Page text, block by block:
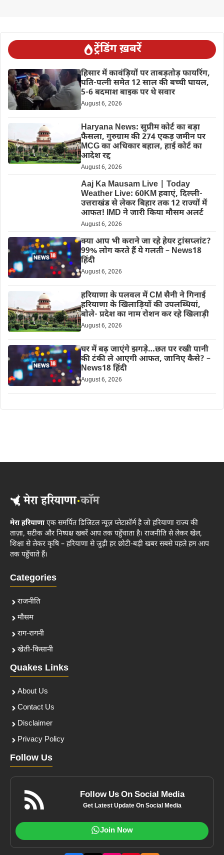
ट्रेंडिंग ख़बरें
हिसार में कावंड़ियों पर ताबड़तोड़ फायरिंग,
पति-पत्नी समेत 12 साल की बच्ची घायल,
5-6 बदमाश बाइक पर थे सवार
August 6, 2026
Haryana News: सुप्रीम कोर्ट का बड़ा
फैसला, गुरुग्राम की 274 एकड़ जमीन पर
MCG का अधिकार बहाल, हाई कोर्ट का
आदेश रद्द
August 6, 2026
Aaj Ka Mausam Live | Today
Weather Live: 60KM हवाएं, दिल्ली-
उत्तराखंड से लेकर बिहार तक 12 राज्यों में
आफत! IMD ने जारी किया मौसम अलर्ट
August 6, 2026
क्या आप भी कराने जा रहे हेयर ट्रांसप्लांट?
99% लोग करते हैं ये गलती – News18
हिंदी
August 6, 2026
हरियाणा के पलवल में CM सैनी ने गिनाई
हरियाणा के खिलाड़ियों की उपलब्धियां,
बोले- प्रदेश का नाम रोशन कर रहे खिलाड़ी
August 6, 2026
घर में बढ़ जाएंगे झगड़े…छत पर रखी पानी
की टंकी ले आएगी आफत, जानिए कैसे? –
News18 हिंदी
August 6, 2026
मेरा हरियाणाएक समर्पित डिजिटल न्यूज़ प्लेटफ़ॉर्म है जो हरियाणा राज्य की
ताज़ा, सटीक और निष्पक्ष खबरें आप तक पहुँचाता है। राजनीति से लेकर खेल,
शिक्षा से लेकर कृषि – हरियाणा से जुड़ी हर छोटी-बड़ी खबर सबसे पहले हम आप
तक पहुँचाते हैं।
Categories
राजनीति
मौसम
राग-रागनी
खेती-किसानी
Quakes Links
About Us
Contact Us
Disclaimer
Privacy Policy
Follow Us
Follow Us On Social Media
Get Latest Update On Social Media
Join Now